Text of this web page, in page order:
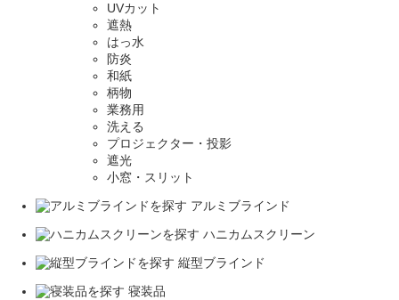
UVカット
遮熱
はっ水
防炎
和紙
柄物
業務用
洗える
プロジェクター・投影
遮光
小窓・スリット
アルミブラインド
ハニカムスクリーン
縦型ブラインド
寝装品